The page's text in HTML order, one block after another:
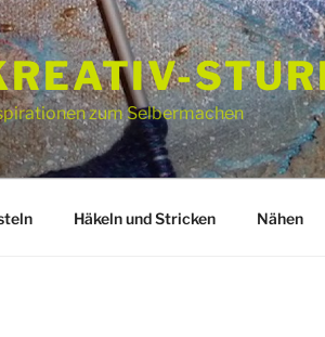
zum Selbermachen
Häkeln und Stricken Nähen